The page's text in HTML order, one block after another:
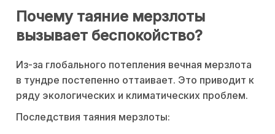
Почему таяние мерзлоты
вызывает беспокойство?
Из-за глобального потепления вечная мерзлота
в тундре постепенно оттаивает. Это приводит к
ряду экологических и климатических проблем.
Последствия таяния мерзлоты: